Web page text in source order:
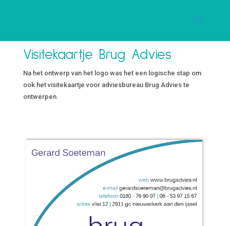
Visitekaartje Brug Advies
Na het ontwerp van het logo was het een logische stap om
ook het visitekaartje voor adviesbureau Brug Advies te
ontwerpen.